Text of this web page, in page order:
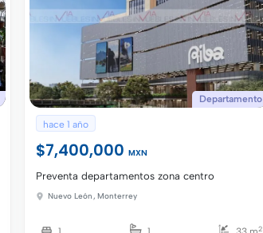
Departamento
hace 1 año
$7,400,000MXN
Preventa departamentos zona centro
Nuevo León , Monterrey
2